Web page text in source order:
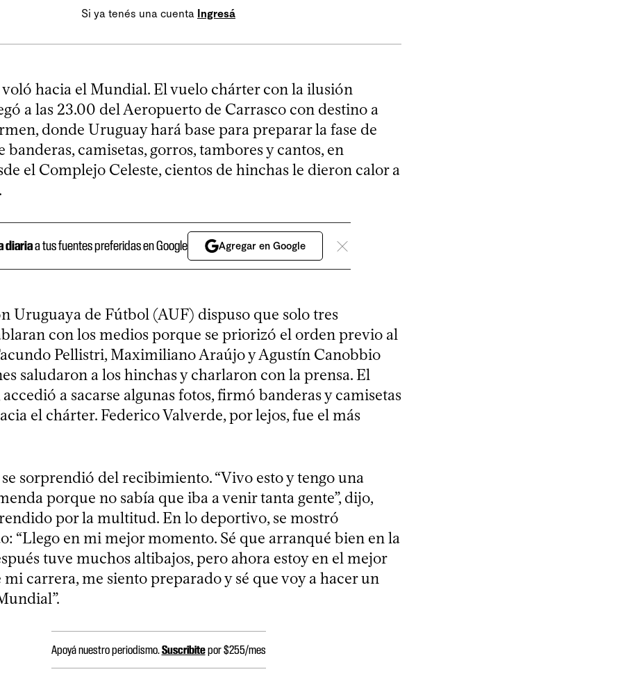
Si ya tenés una cuenta Ingresá
hacia el Mundial. El vuelo chárter con la ilusión
a las 23.00 del Aeropuerto de Carrasco con destino a
donde Uruguay hará base para preparar la fase de
banderas, camisetas, gorros, tambores y cantos, en
el Complejo Celeste, cientos de hinchas le dieron calor a
diariaa tus fuentes preferidas en Google Agregar en Google
Uruguaya de Fútbol (AUF) dispuso que solo tres
con los medios porque se priorizó el orden previo al
Pellistri, Maximiliano Araújo y Agustín Canobbio
saludaron a los hinchas y charlaron con la prensa. El
a sacarse algunas fotos, firmó banderas y camisetas
el chárter. Federico Valverde, por lejos, fue el más
sorprendió del recibimiento. “Vivo esto y tengo una
porque no sabía que iba a venir tanta gente”, dijo,
por la multitud. En lo deportivo, se mostró
“Llego en mi mejor momento. Sé que arranqué bien en la
tuve muchos altibajos, pero ahora estoy en el mejor
carrera, me siento preparado y sé que voy a hacer un
Apoyá nuestro periodismo.Suscribitepor $255/mes